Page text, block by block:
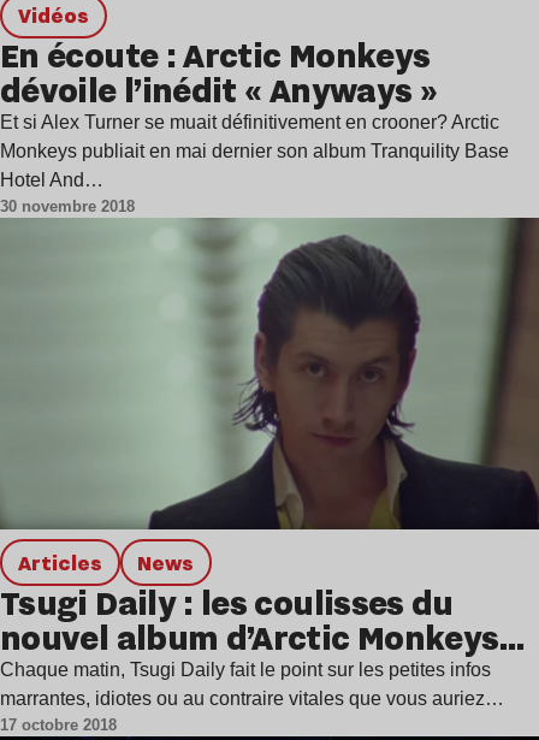
Vidéos
En écoute : Arctic Monkeys
dévoile l’inédit « Anyways »
Et si Alex Turner se muait définitivement en crooner? Arctic
Monkeys publiait en mai dernier son album Tranquility Base
Hotel And…
30 novembre 2018
Articles news
Tsugi Daily : les coulisses du
nouvel album d’Arctic Monkeys…
Chaque matin, Tsugi Daily fait le point sur les petites infos
marrantes, idiotes ou au contraire vitales que vous auriez…
17 octobre 2018